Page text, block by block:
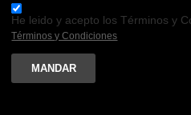
He leido y acepto los Términos y
Términos y Condiciones
MANDAR